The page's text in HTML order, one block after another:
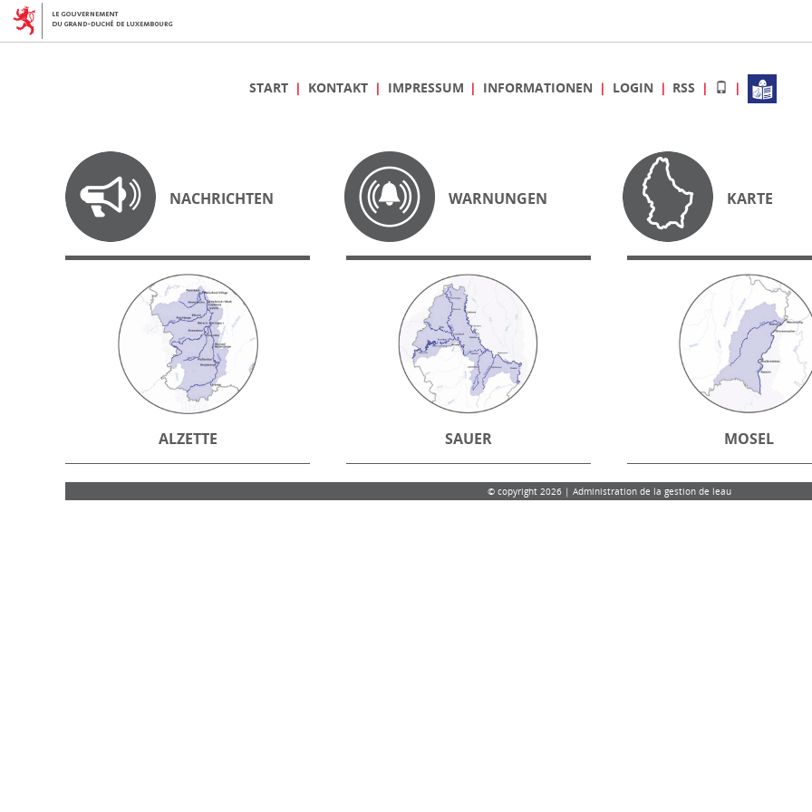
START KONTAKT IMPRESSUM INFORMATIONEN LOGIN RSS
NACHRICHTEN WARNUNGEN KARTE
ALZETTE SAUER MOSEL
© copyright 2026 | Administration de la gestion de leau